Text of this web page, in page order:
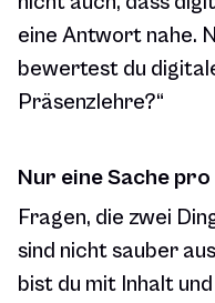
eine Antwort nahe.
bewertest du
Präsenzlehre?“
Nur eine Sache
Fragen, die zwei
sind nicht sauber
bist du mit Inhalt